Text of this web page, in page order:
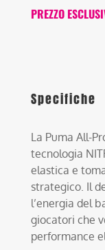
PREZZO
Specifiche
La Puma All-
tecnologia
elastica e
strategico. Il
l’energia del
giocatori che
performance